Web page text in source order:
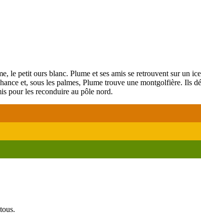
le petit ours blanc. Plume et ses amis se retrouvent sur un
et, sous les palmes, Plume trouve une montgolfière.
pour les reconduire au pôle nord.